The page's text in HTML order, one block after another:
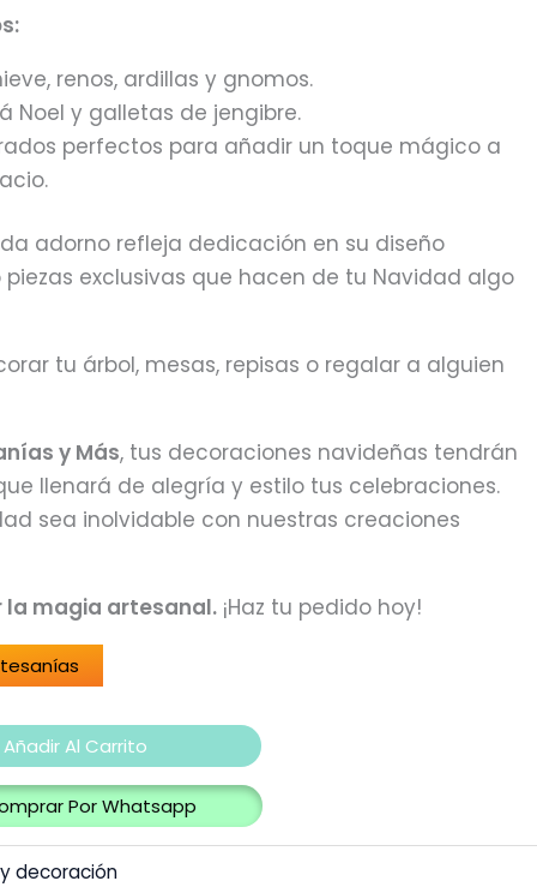
renos, ardillas y gnomos.
Noel y galletas de jengibre.
perfectos para añadir un toque mágico a
adorno refleja dedicación en su diseño
exclusivas que hacen de tu Navidad algo
tu árbol, mesas, repisas o regalar a alguien
y Más, tus decoraciones navideñas tendrán
llenará de alegría y estilo tus celebraciones.
sea inolvidable con nuestras creaciones
la magia artesanal.¡Haz tu pedido hoy!
Añadir Al Carrito
Por Whatsapp
decoración